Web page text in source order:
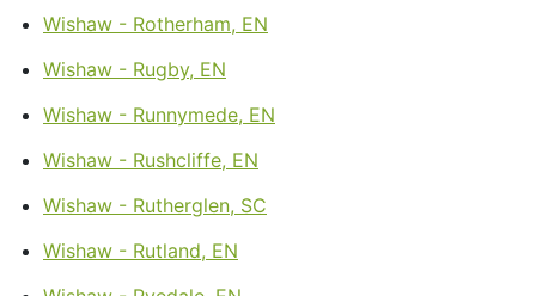
Wishaw - Rotherham, EN
Wishaw - Rugby, EN
Wishaw - Runnymede, EN
Wishaw - Rushcliffe, EN
Wishaw - Rutherglen, SC
Wishaw - Rutland, EN